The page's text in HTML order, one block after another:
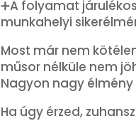
➕A folyamat
munkahelyi
Most már nem
műsor nélküle nem
Nagyon nagy
Ha úgy érzed,